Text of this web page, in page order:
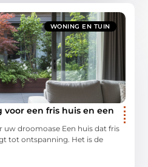
WONING EN TUIN
een fris huis en een
uw droomoase Een huis dat fris
tot ontspanning. Het is de